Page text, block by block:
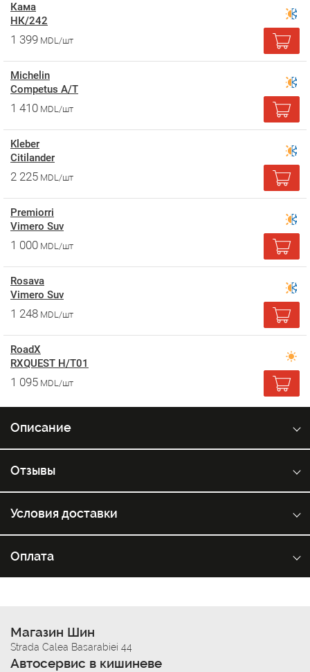
Кама
НК/242
1 399 MDL/шт
Michelin
Competus A/T
1 410 MDL/шт
Kleber
Citilander
2 225 MDL/шт
Premiorri
Vimero Suv
1 000 MDL/шт
Rosava
Vimero Suv
1 248 MDL/шт
RoadX
RXQUEST H/T01
1 095 MDL/шт
Описание
Отзывы
Условия доставки
Оплата
Магазин Шин
Strada Calea Basarabiei 44
Автосервис в кишиневе